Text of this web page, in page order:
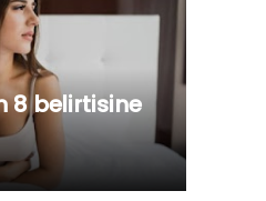
8 belirtisine